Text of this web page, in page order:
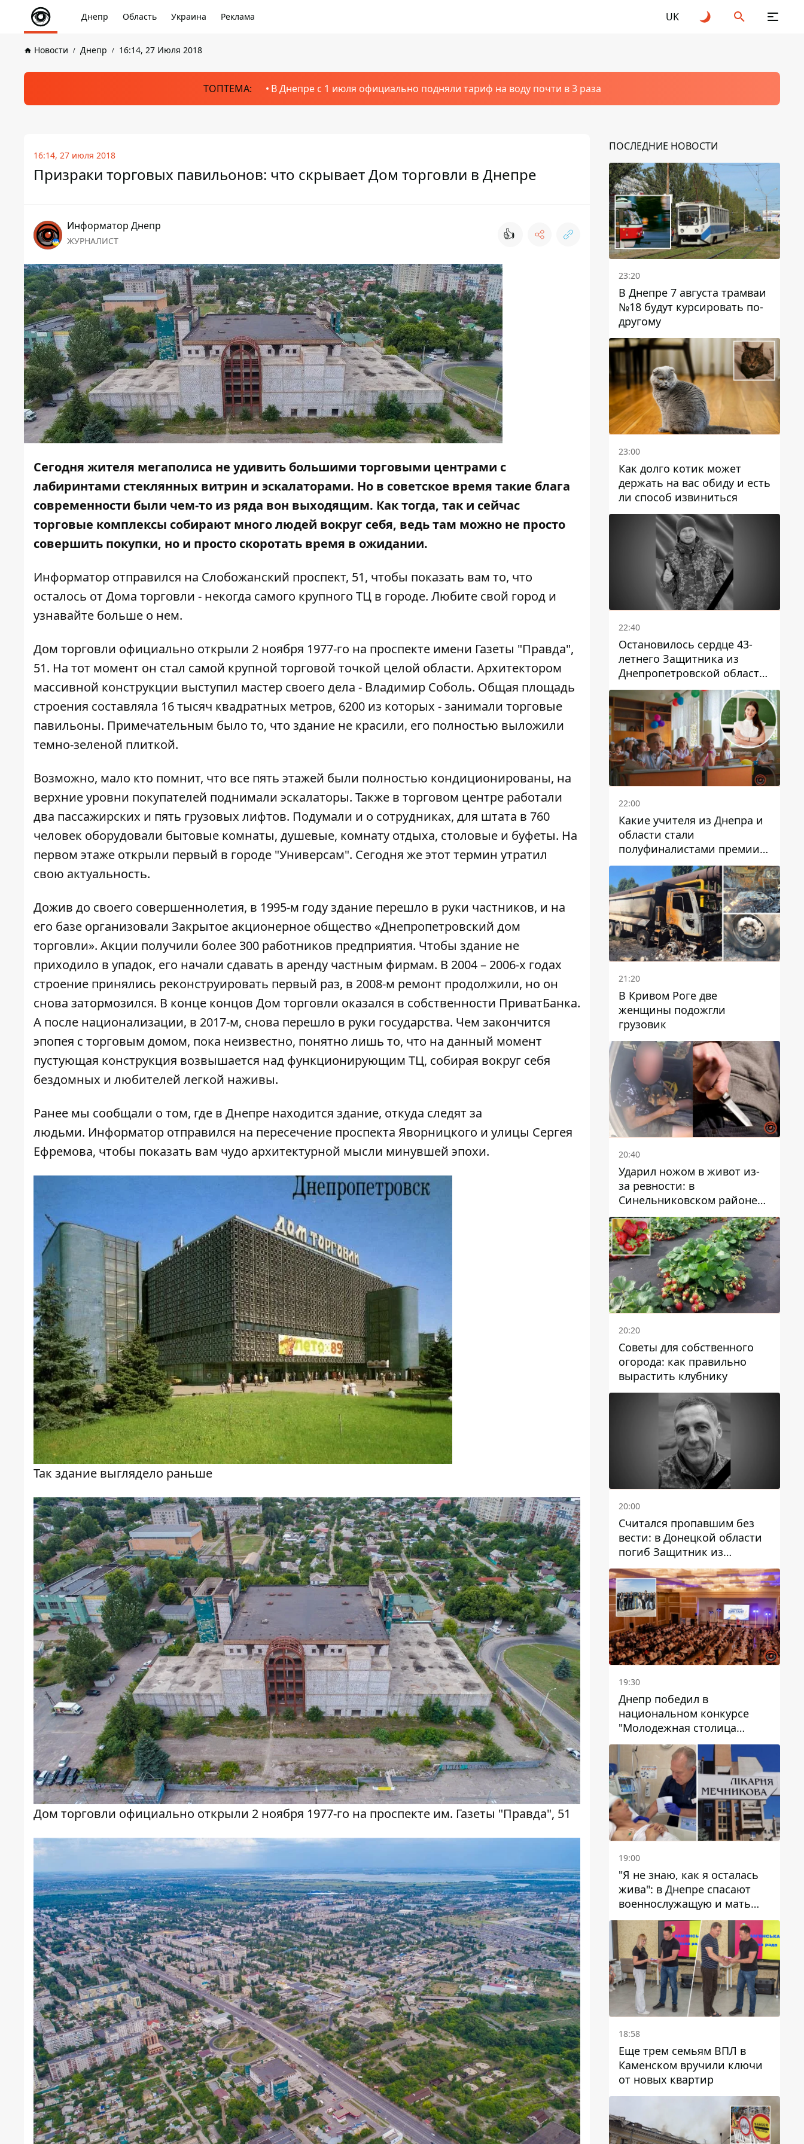
Днепр Область Украина Реклама UK
Новости Днепр 16:14, 27 Июля 2018
ТОПТЕМА: В Днепре с 1 июля официально подняли тариф на воду почти в 3 раза
16:14, 27 июля 2018
Призраки торговых павильонов: что скрывает Дом торговли в Днепре
Информатор Днепр
ЖУРНАЛИСТ 👍
Сегодня жителя мегаполиса не удивить большими торговыми центрами с
лабиринтами стеклянных витрин и эскалаторами. Но в советское время такие блага
современности были чем-то из ряда вон выходящим. Как тогда, так и сейчас
торговые комплексы собирают много людей вокруг себя, ведь там можно не просто
совершить покупки, но и просто скоротать время в ожидании.
Информатор отправился на Слобожанский проспект, 51, чтобы показать вам то, что
осталось от Дома торговли - некогда самого крупного ТЦ в городе. Любите свой город и
узнавайте больше о нем.
Дом торговли официально открыли 2 ноября 1977-го на проспекте имени Газеты "Правда",
51. На тот момент он стал самой крупной торговой точкой целой области. Архитектором
массивной конструкции выступил мастер своего дела - Владимир Соболь. Общая площадь
строения составляла 16 тысяч квадратных метров, 6200 из которых - занимали торговые
павильоны. Примечательным было то, что здание не красили, его полностью выложили
темно-­зеленой плиткой.
Возможно, мало кто помнит, что все пять этажей были полностью кондиционированы, на
верхние уровни покупателей поднимали эскалаторы. Также в торговом центре работали
два пассажирских и пять грузовых лифтов. Подумали и о сотрудниках, для штата в 760
человек оборудовали бытовые комнаты, душевые, комнату отдыха, столовые и буфеты. На
первом этаже открыли первый в городе "Универсам". Сегодня же этот термин утратил
свою актуальность.
Дожив до своего совершеннолетия, в 1995-м году здание перешло в руки частников, и на
его базе организовали Закрытое акционерное общество «Днепропетровский дом
торговли». Акции получили более 300 работников предприятия. Чтобы здание не
приходило в упадок, его начали сдавать в аренду частным фирмам. В 2004 – 2006-х годах
строение принялись реконструировать первый раз, в 2008-м ремонт продолжили, но он
снова затормозился. В конце концов Дом торговли оказался в собственности ПриватБанка.
А после национализации, в 2017-м, снова перешло в руки государства. Чем закончится
эпопея с торговым домом, пока неизвестно, понятно лишь то, что на данный момент
пустующая конструкция возвышается над функционирующим ТЦ, собирая вокруг себя
бездомных и любителей легкой наживы.
Ранее мы сообщали о том, где в Днепре находится здание, откуда следят за
людьми. Информатор отправился на пересечение проспекта Яворницкого и улицы Сергея
Ефремова, чтобы показать вам чудо архитектурной мысли минувшей эпохи.
Так здание выглядело раньше
Дом торговли официально открыли 2 ноября 1977-го на проспекте им. Газеты "Правда", 51
ПОСЛЕДНИЕ НОВОСТИ
23:20
В Днепре 7 августа трамваи
№18 будут курсировать по-
другому
23:00
Как долго котик может
держать на вас обиду и есть
ли способ извиниться
22:40
Остановилось сердце 43-
летнего Защитника из
Днепропетровской области
Евгения Зинченко
22:00
Какие учителя из Днепра и
области стали
полуфиналистами премии
Global Teacher Prize Ukraine
2026
21:20
В Кривом Роге две
женщины подожгли
грузовик
20:40
Ударил ножом в живот из-
за ревности: в
Синельниковском районе
задержали 49-летнего
мужчину за убийство
20:20
Советы для собственного
огорода: как правильно
вырастить клубнику
20:00
Считался пропавшим без
вести: в Донецкой области
погиб Защитник из
Каменского Антон
Красовский
19:30
Днепр победил в
национальном конкурсе
"Молодежная столица
Украины – 2026"
19:00
"Я не знаю, как я осталась
жива": в Днепре спасают
военнослужащую и мать
четверых детей, которую
ранил КАБ
18:58
Еще трем семьям ВПЛ в
Каменском вручили ключи
от новых квартир